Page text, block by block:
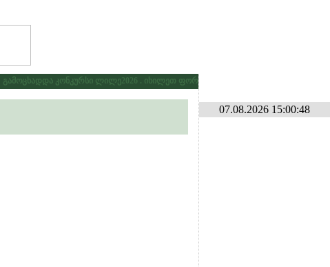
გამოცხადდა კონკურსი ლილე2026 . იხილეთ ფორუმზე კონკურსების განყოფილებაში
07.08.2026 15:00:48